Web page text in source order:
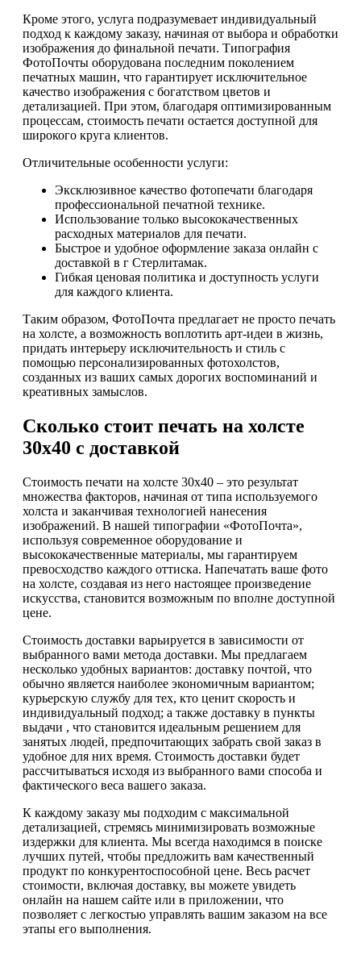
Кроме этого, услуга подразумевает индивидуальный
подход к каждому заказу, начиная от выбора и обработки
изображения до финальной печати. Типография
ФотоПочты оборудована последним поколением
печатных машин, что гарантирует исключительное
качество изображения с богатством цветов и
детализацией. При этом, благодаря оптимизированным
процессам, стоимость печати остается доступной для
широкого круга клиентов.
Отличительные особенности услуги:
Эксклюзивное качество фотопечати благодаря
профессиональной печатной технике.
Использование только высококачественных
расходных материалов для печати.
Быстрое и удобное оформление заказа онлайн с
доставкой в г Стерлитамак.
Гибкая ценовая политика и доступность услуги
для каждого клиента.
Таким образом, ФотоПочта предлагает не просто печать
на холсте, а возможность воплотить арт-идеи в жизнь,
придать интерьеру исключительность и стиль с
помощью персонализированных фотохолстов,
созданных из ваших самых дорогих воспоминаний и
креативных замыслов.
Сколько стоит печать на холсте
30х40 с доставкой
Стоимость печати на холсте 30х40 – это результат
множества факторов, начиная от типа используемого
холста и заканчивая технологией нанесения
изображений. В нашей типографии «ФотоПочта»,
используя современное оборудование и
высококачественные материалы, мы гарантируем
превосходство каждого оттиска. Напечатать ваше фото
на холсте, создавая из него настоящее произведение
искусства, становится возможным по вполне доступной
цене.
Стоимость доставки варьируется в зависимости от
выбранного вами метода доставки. Мы предлагаем
несколько удобных вариантов: доставку почтой, что
обычно является наиболее экономичным вариантом;
курьерскую службу для тех, кто ценит скорость и
индивидуальный подход; а также доставку в пункты
выдачи , что становится идеальным решением для
занятых людей, предпочитающих забрать свой заказ в
удобное для них время. Стоимость доставки будет
рассчитываться исходя из выбранного вами способа и
фактического веса вашего заказа.
К каждому заказу мы подходим с максимальной
детализацией, стремясь минимизировать возможные
издержки для клиента. Мы всегда находимся в поиске
лучших путей, чтобы предложить вам качественный
продукт по конкурентоспособной цене. Весь расчет
стоимости, включая доставку, вы можете увидеть
онлайн на нашем сайте или в приложении, что
позволяет с легкостью управлять вашим заказом на все
этапы его выполнения.